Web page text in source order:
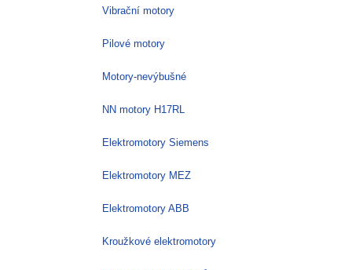
Vibrační motory
Pilové motory
Motory-nevýbušné
NN motory H17RL
Elektromotory Siemens
Elektromotory MEZ
Elektromotory ABB
Kroužkové elektromotory